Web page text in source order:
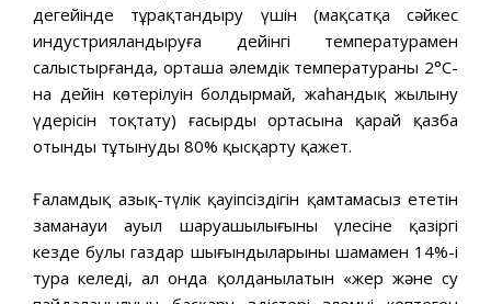
деңгейінде тұрақтандыру үшін (мақсатқа сәйкес
индустрияландыруға дейінгі температурамен
салыстырғанда, орташа әлемдік температураның 2°С-
на дейін көтерілуін болдырмай, жаһандық жылыну
үдерісін тоқтату) ғасырдың ортасына қарай қазба
отынды тұтынуды 80% қысқарту қажет.
Ғаламдық азық-түлік қауіпсіздігін қамтамасыз ететін
заманауи ауыл шаруашылығының үлесіне қазіргі
кезде булы газдар шығындыларының шамамен 14%-і
тура келеді, ал онда қолданылатын «жер және су